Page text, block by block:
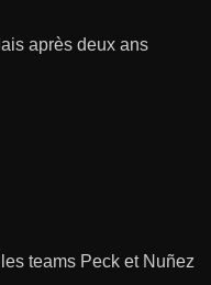
après deux ans
teams Peck et Nuñez